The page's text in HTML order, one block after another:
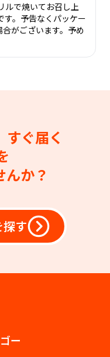
ルで焼いてお召し上
。予告なくパッケー
がございます。予め
すぐ届く
んか？
す
ー